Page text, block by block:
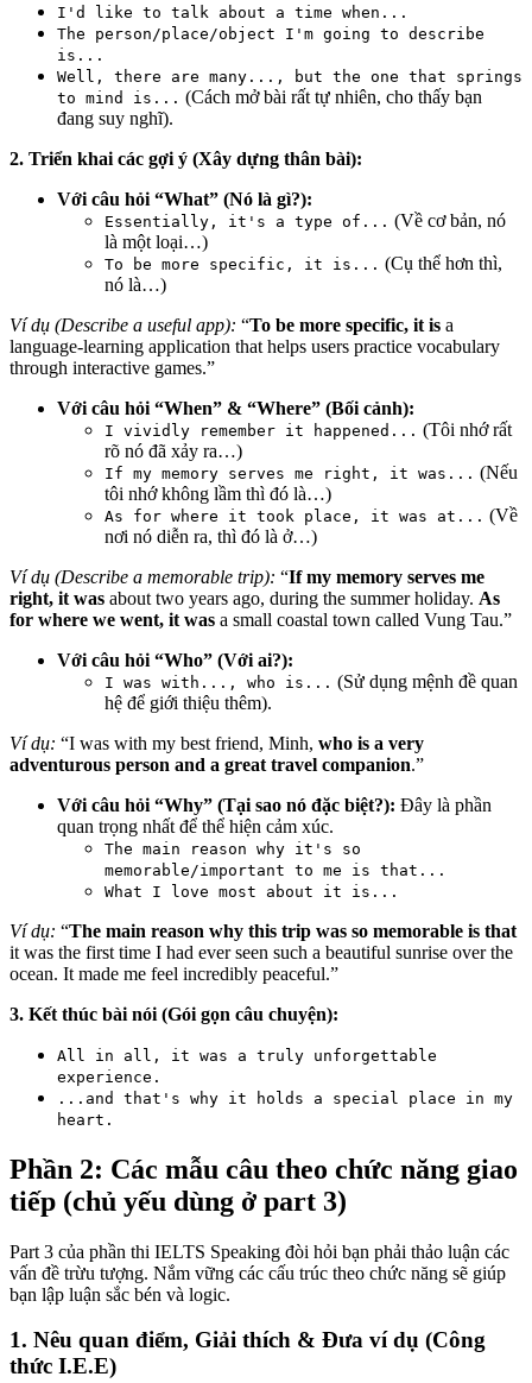
I'd like to talk about a time when...
The person/place/object I'm going to describe
is...
Well, there are many..., but the one that springs
to mind is... (Cách mở bài rất tự nhiên, cho thấy bạn
đang suy nghĩ).
2. Triển khai các gợi ý (Xây dựng thân bài):
Với câu hỏi “What” (Nó là gì?):
Essentially, it's a type of... (Về cơ bản, nó
là một loại…)
To be more specific, it is... (Cụ thể hơn thì,
nó là…)
Ví dụ (Describe a useful app): “To be more specific, it is a
language-learning application that helps users practice vocabulary
through interactive games.”
Với câu hỏi “When” & “Where” (Bối cảnh):
I vividly remember it happened... (Tôi nhớ rất
rõ nó đã xảy ra…)
If my memory serves me right, it was... (Nếu
tôi nhớ không lầm thì đó là…)
As for where it took place, it was at... (Về
nơi nó diễn ra, thì đó là ở…)
Ví dụ (Describe a memorable trip): “If my memory serves me
right, it was about two years ago, during the summer holiday. As
for where we went, it was a small coastal town called Vung Tau.”
Với câu hỏi “Who” (Với ai?):
I was with..., who is... (Sử dụng mệnh đề quan
hệ để giới thiệu thêm).
Ví dụ: “I was with my best friend, Minh, who is a very
adventurous person and a great travel companion.”
Với câu hỏi “Why” (Tại sao nó đặc biệt?): Đây là phần
quan trọng nhất để thể hiện cảm xúc.
The main reason why it's so
memorable/important to me is that...
What I love most about it is...
Ví dụ: “The main reason why this trip was so memorable is that
it was the first time I had ever seen such a beautiful sunrise over the
ocean. It made me feel incredibly peaceful.”
3. Kết thúc bài nói (Gói gọn câu chuyện):
All in all, it was a truly unforgettable
experience.
...and that's why it holds a special place in my
heart.
Phần 2: Các mẫu câu theo chức năng giao
tiếp (chủ yếu dùng ở part 3)
Part 3 của phần thi IELTS Speaking đòi hỏi bạn phải thảo luận các
vấn đề trừu tượng. Nắm vững các cấu trúc theo chức năng sẽ giúp
bạn lập luận sắc bén và logic.
1. Nêu quan điểm, Giải thích & Đưa ví dụ (Công
thức I.E.E)